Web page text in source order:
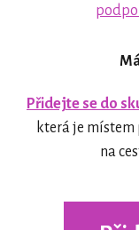
Přidejte se do
která je
na